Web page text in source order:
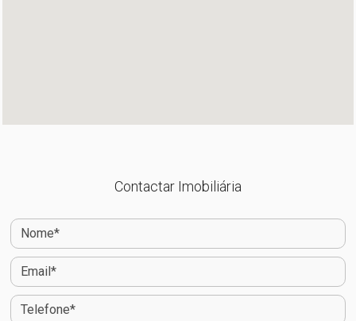
Contactar Imobiliária